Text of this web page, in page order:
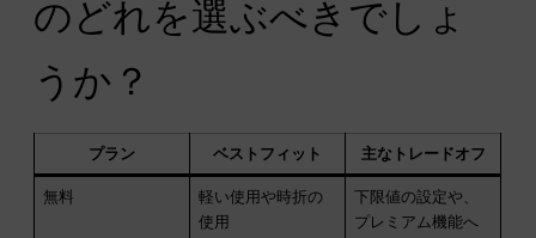
のどれを選ぶべきでしょ
うか？
プラン ベストフィット 主なトレードオフ
無料
軽い使用や時折の
使用
下限値の設定や、
プレミアム機能へ